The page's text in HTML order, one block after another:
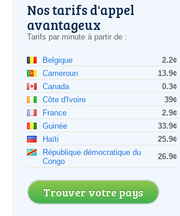
Nos tarifs d'appel
avantageux
Tarifs par minute à partir de :
Belgique
2.2¢
Cameroun
13.9¢
Canada
0.3¢
Côte d'Ivoire
39¢
France
2.9¢
Guinée
33.9¢
Haïti
25.9¢
République démocratique du
Congo
26.9¢
Trouver votre pays